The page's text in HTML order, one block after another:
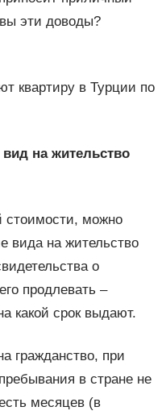
эти доводы?
квартиру в Турции по
на жительство
стоимости, можно
вида на жительство
о
продлевать –
какой срок выдают.
гражданство, при
в стране не
месяцев (в